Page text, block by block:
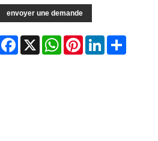
envoyer une demande
Facebook
X WhatsAppPinterestLinkedInShare